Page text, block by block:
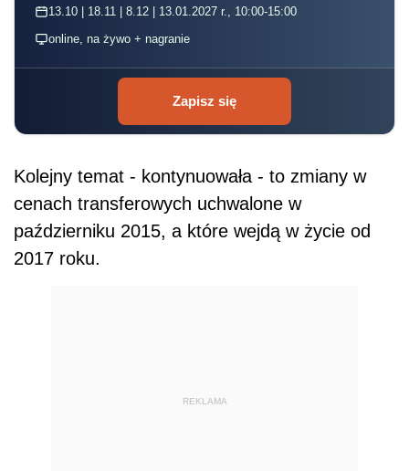
13.10 | 18.11 | 8.12 | 13.01.2027 r., 10:00-15:00
online, na żywo + nagranie
Zapisz się
Kolejny temat - kontynuowała - to zmiany w
cenach transferowych uchwalone w
październiku 2015, a które wejdą w życie od
2017 roku.
REKLAMA